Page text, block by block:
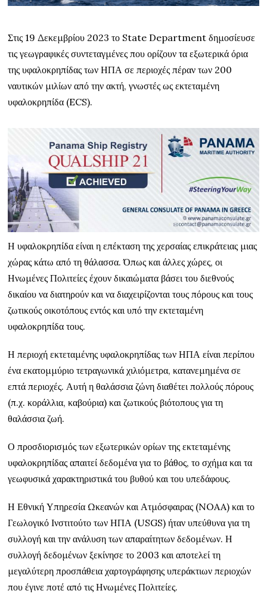
Στις 19 Δεκεμβρίου 2023 το State Department δημοσίευσε
τις γεωγραφικές συντεταγμένες που ορίζουν τα εξωτερικά όρια
της υφαλοκρηπίδας των ΗΠΑ σε περιοχές πέραν των 200
ναυτικών μιλίων από την ακτή, γνωστές ως εκτεταμένη
υφαλοκρηπίδα (ECS).
Η υφαλοκρηπίδα είναι η επέκταση της χερσαίας επικράτειας μιας
χώρας κάτω από τη θάλασσα. Όπως και άλλες χώρες, οι
Ηνωμένες Πολιτείες έχουν δικαιώματα βάσει του διεθνούς
δικαίου να διατηρούν και να διαχειρίζονται τους πόρους και τους
ζωτικούς οικοτόπους εντός και υπό την εκτεταμένη
υφαλοκρηπίδα τους.
Η περιοχή εκτεταμένης υφαλοκρηπίδας των ΗΠΑ είναι περίπου
ένα εκατομμύριο τετραγωνικά χιλιόμετρα, κατανεμημένα σε
επτά περιοχές. Αυτή η θαλάσσια ζώνη διαθέτει πολλούς πόρους
(π.χ. κοράλλια, καβούρια) και ζωτικούς βιότοπους για τη
θαλάσσια ζωή.
Ο προσδιορισμός των εξωτερικών ορίων της εκτεταμένης
υφαλοκρηπίδας απαιτεί δεδομένα για το βάθος, το σχήμα και τα
γεωφυσικά χαρακτηριστικά του βυθού και του υπεδάφους.
Η Εθνική Υπηρεσία Ωκεανών και Ατμόσφαιρας (NOAA) και το
Γεωλογικό Ινστιτούτο των ΗΠΑ (USGS) ήταν υπεύθυνα για τη
συλλογή και την ανάλυση των απαραίτητων δεδομένων. Η
συλλογή δεδομένων ξεκίνησε το 2003 και αποτελεί τη
μεγαλύτερη προσπάθεια χαρτογράφησης υπεράκτιων περιοχών
που έγινε ποτέ από τις Ηνωμένες Πολιτείες.